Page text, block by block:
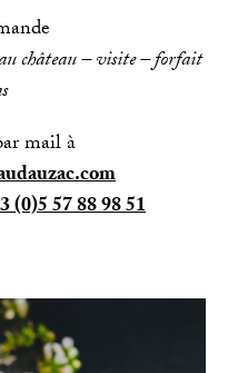
château – visite – forfait
mail à
(0)5 57 88 98 51